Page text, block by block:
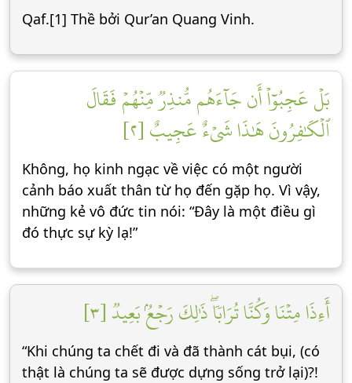
Qaf.[1] Thề bởi Qur’an Quang Vinh.
بَلۡ عَجِبُوٓاْ أَن جَآءَهُم مُّنذِرٞ مِّنۡهُمۡ فَقَالَ
ٱلۡكَٰفِرُونَ هَٰذَا شَيۡءٌ عَجِيبٌ [٢]
Không, họ kinh ngạc về việc có một người
cảnh báo xuất thân từ họ đến gặp họ. Vì vậy,
những kẻ vô đức tin nói: “Đây là một điều gì
đó thực sự kỳ lạ!”
أَءِذَا مِتۡنَا وَكُنَّا تُرَابٗاۖ ذَٰلِكَ رَجۡعُۢ بَعِيدٞ [٣]
“Khi chúng ta chết đi và đã thành cát bụi, (có
thật là chúng ta sẽ được dựng sống trở lại)?!